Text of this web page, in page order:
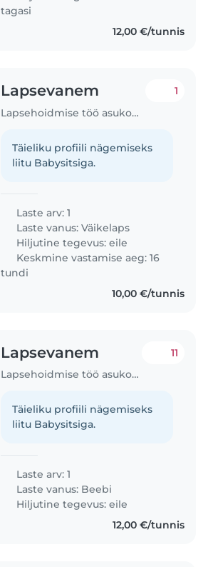
tagasi
12,00 €/tunnis
Lapsevanem
Lapsehoidmise töö asukohas Kose (Harju maakond)
1
Täieliku profiili nägemiseks
liitu Babysitsiga.
Laste arv: 1
Laste vanus:Väikelaps
Hiljutine tegevus: eile
Keskmine vastamise aeg: 16
tundi
10,00 €/tunnis
Lapsevanem
Lapsehoidmise töö asukohas Tallinn
11
Täieliku profiili nägemiseks
liitu Babysitsiga.
Laste arv: 1
Laste vanus: Beebi
Hiljutine tegevus: eile
12,00 €/tunnis